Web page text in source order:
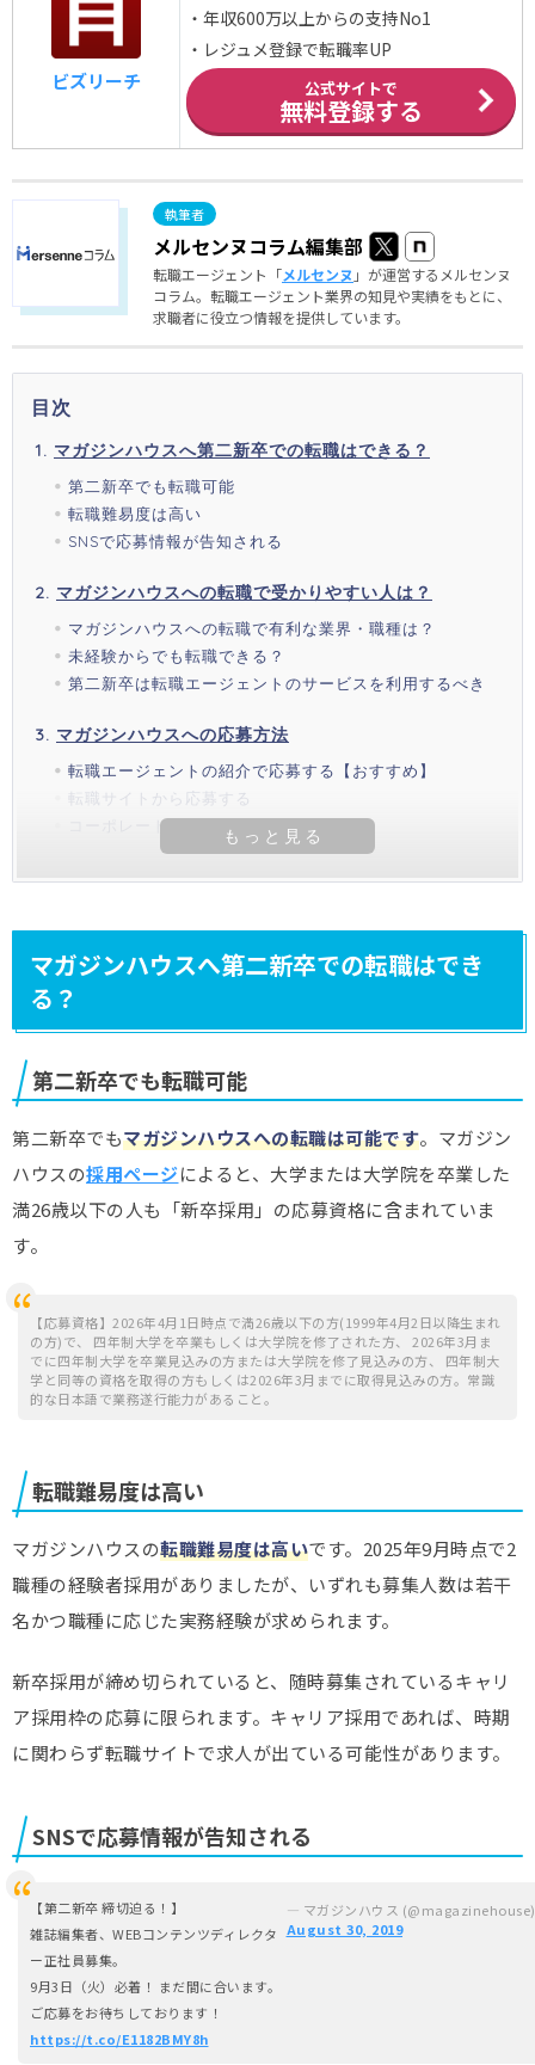
ビズリーチ
・年収600万以上からの支持No1
・レジュメ登録で転職率UP
公式サイトで
無料登録する
メルセンヌコラム編集部
転職エージェント「メルセンヌ 」が運営するメルセンヌ
コラム。転職エージェント業界の知見や実績をもとに、
求職者に役立つ情報を提供しています。
目次
マガジンハウスへ第二新卒での転職はできる？
第二新卒でも転職可能
転職難易度は高い
SNSで応募情報が告知される
マガジンハウスへの転職で受かりやすい人は？
マガジンハウスへの転職で有利な業界・職種は？
未経験からでも転職できる？
第二新卒は転職エージェントのサービスを利用するべき
マガジンハウスへの応募方法
転職エージェントの紹介で応募する【おすすめ】
転職サイトから応募する
コーポレートサイトから応募する
マガジンハウスへ第二新卒での転職はでき
る？
第二新卒でも転職可能
第二新卒でもマガジンハウスへの転職は可能です。マガジン
ハウスの採用ページによると、大学または大学院を卒業した
満26歳以下の人も「新卒採用」の応募資格に含まれていま
す。
【応募資格】2026年4月1日時点で満26歳以下の方(1999年4月2日以降生まれ
の方)で、 四年制大学を卒業もしくは大学院を修了された方、 2026年3月ま
でに四年制大学を卒業見込みの方または大学院を修了見込みの方、 四年制大
学と同等の資格を取得の方もしくは2026年3月までに取得見込みの方。常識
的な日本語で業務遂行能力があること。
転職難易度は高い
マガジンハウスの転職難易度は高いです。2025年9月時点で2
職種の経験者採用がありましたが、いずれも募集人数は若干
名かつ職種に応じた実務経験が求められます。
新卒採用が締め切られていると、随時募集されているキャリ
ア採用枠の応募に限られます。キャリア採用であれば、時期
に関わらず転職サイトで求人が出ている可能性があります。
SNSで応募情報が告知される
【第二新卒 締切迫る！】
雑誌編集者、WEBコンテンツディレクタ
ー正社員募集。
9月3日（火）必着！ まだ間に合います。
ご応募をお待ちしております！
https://t.co/E1182BMY8h
— マガジンハウス (@magazinehouse)
August 30, 2019